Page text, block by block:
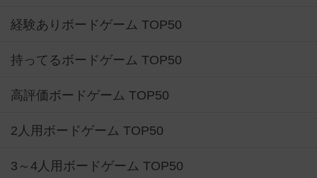
経験ありボードゲーム TOP50
持ってるボードゲーム TOP50
高評価ボードゲーム TOP50
2人用ボードゲーム TOP50
3～4人用ボードゲーム TOP50